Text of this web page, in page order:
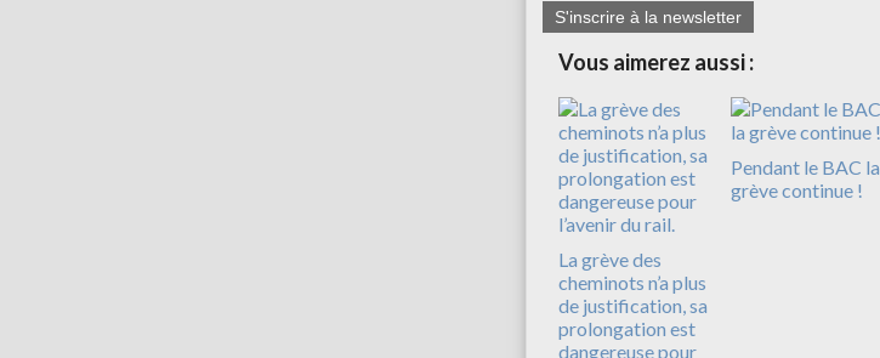
S'inscrire à la newsletter
Vous aimerez aussi :
La grève des
cheminots n’a plus
de justification, sa
prolongation est
dangereuse pour
Pendant le BAC la
grève continue !